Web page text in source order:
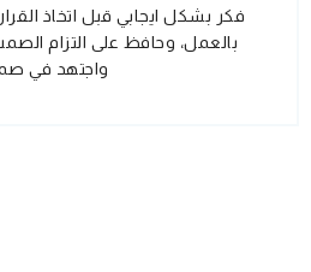
فكر بشكل ايجابي قبل اتخاذ
بالعمل، وحافظ على التزام
واجتهد في